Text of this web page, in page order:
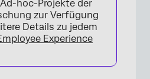
hoc-Projekte der
zur Verfügung
Details zu jedem
Experience